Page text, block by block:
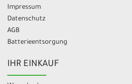
Impressum
Datenschutz
AGB
Batterieentsorgung
IHR EINKAUF